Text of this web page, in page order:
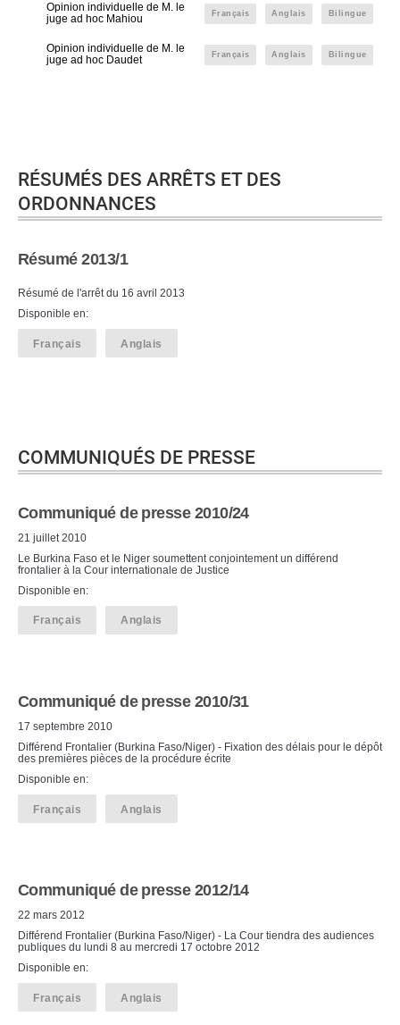
Opinion individuelle de M. le
juge ad hoc Mahiou
Français Anglais Bilingue
Opinion individuelle de M. le
juge ad hoc Daudet
Français Anglais Bilingue
RÉSUMÉS DES ARRÊTS ET DES
ORDONNANCES
Résumé 2013/1
Résumé de l'arrêt du 16 avril 2013
Disponible en:
Français Anglais
COMMUNIQUÉS DE PRESSE
Communiqué de presse 2010/24
21 juillet 2010
Le Burkina Faso et le Niger soumettent conjointement un différend
frontalier à la Cour internationale de Justice
Disponible en:
Français Anglais
Communiqué de presse 2010/31
17 septembre 2010
Différend Frontalier (Burkina Faso/Niger) - Fixation des délais pour le dépôt
des premières pièces de la procédure écrite
Disponible en:
Français Anglais
Communiqué de presse 2012/14
22 mars 2012
Différend Frontalier (Burkina Faso/Niger) - La Cour tiendra des audiences
publiques du lundi 8 au mercredi 17 octobre 2012
Disponible en:
Français Anglais